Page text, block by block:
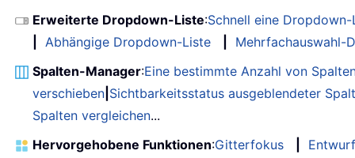
Erweiterte Dropdown-Liste:Schnell eine
Abhängige Dropdown-Liste
Mehrfachauswahl-
Spalten-Manager:Eine bestimmte Anzahl von
verschieben Sichtbarkeitsstatus ausgeblendeter
Spalten vergleichen...
Hervorgehobene Funktionen:Gitterfokus
Entwurf